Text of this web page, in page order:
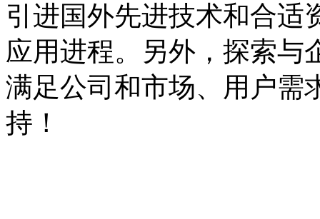
引进国外先进技术和合适
应用进程。另外，探索与
满足公司和市场、用户需
持！